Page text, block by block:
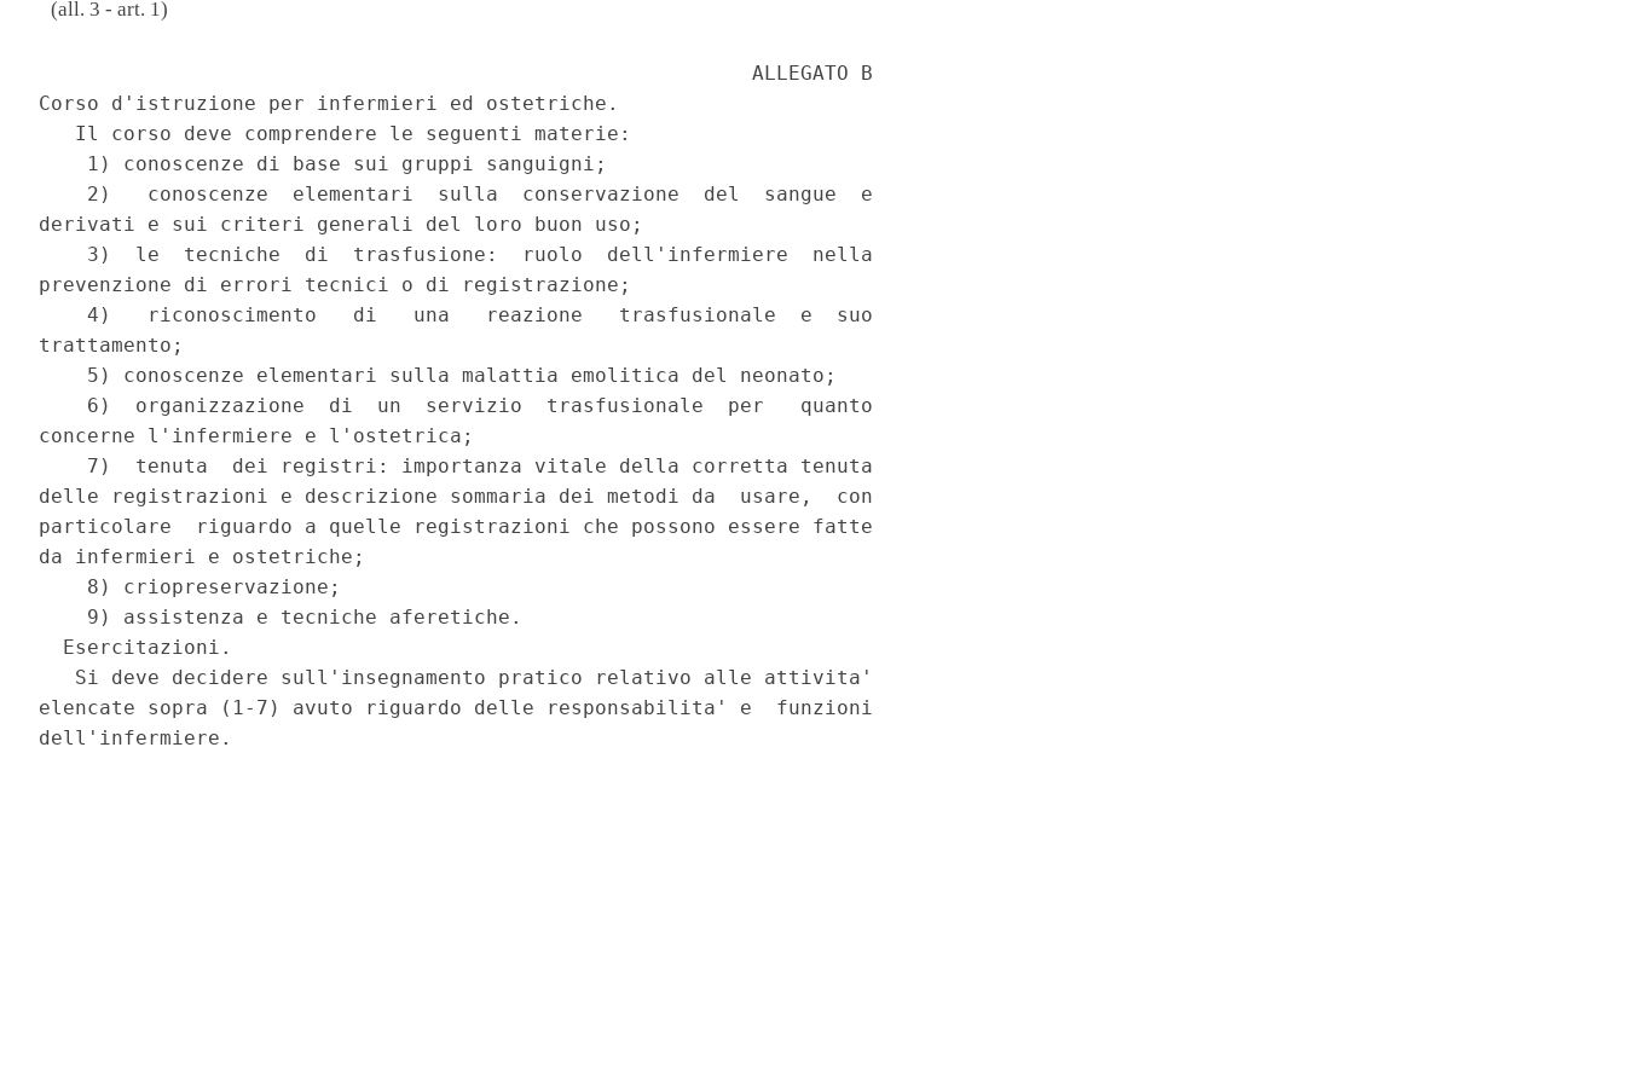
(all. 3 - art. 1)
                                                           ALLEGATO B
Corso d'istruzione per infermieri ed ostetriche.
   Il corso deve comprendere le seguenti materie:
    1) conoscenze di base sui gruppi sanguigni;
    2)   conoscenze  elementari  sulla  conservazione  del  sangue  e
derivati e sui criteri generali del loro buon uso;
    3)  le  tecniche  di  trasfusione:  ruolo  dell'infermiere  nella
prevenzione di errori tecnici o di registrazione;
    4)   riconoscimento   di   una   reazione   trasfusionale  e  suo
trattamento;
    5) conoscenze elementari sulla malattia emolitica del neonato;
    6)  organizzazione  di  un  servizio  trasfusionale  per   quanto
concerne l'infermiere e l'ostetrica;
    7)  tenuta  dei registri: importanza vitale della corretta tenuta
delle registrazioni e descrizione sommaria dei metodi da  usare,  con
particolare  riguardo a quelle registrazioni che possono essere fatte
da infermieri e ostetriche;
    8) criopreservazione;
    9) assistenza e tecniche aferetiche.
  Esercitazioni.
   Si deve decidere sull'insegnamento pratico relativo alle attivita'
elencate sopra (1-7) avuto riguardo delle responsabilita' e  funzioni